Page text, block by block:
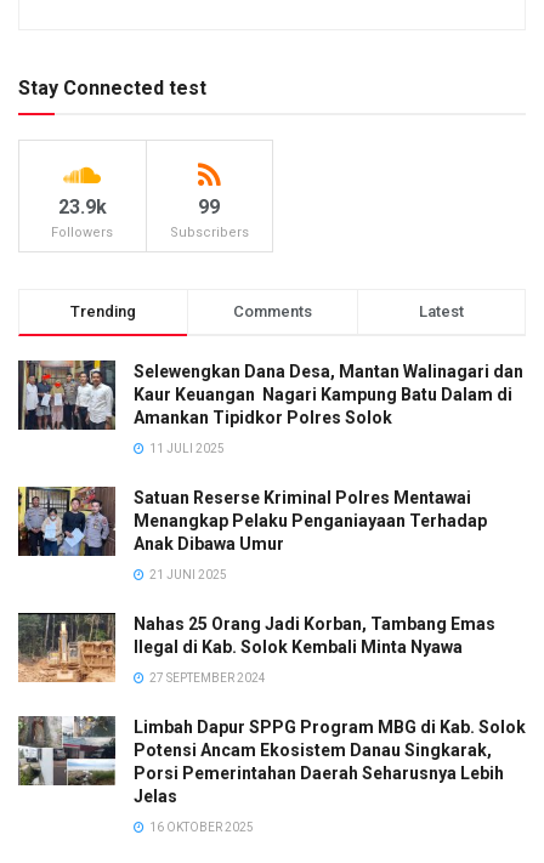
Stay Connected test
23.9k
Followers
99
Subscribers
Trending Comments Latest
Selewengkan Dana Desa, Mantan Walinagari dan
Kaur Keuangan Nagari Kampung Batu Dalam di
Amankan Tipidkor Polres Solok
11 JULI 2025
Satuan Reserse Kriminal Polres Mentawai
Menangkap Pelaku Penganiayaan Terhadap
Anak Dibawa Umur
21 JUNI 2025
Nahas 25 Orang Jadi Korban, Tambang Emas
Ilegal di Kab. Solok Kembali Minta Nyawa
27 SEPTEMBER 2024
Limbah Dapur SPPG Program MBG di Kab. Solok
Potensi Ancam Ekosistem Danau Singkarak,
Porsi Pemerintahan Daerah Seharusnya Lebih
Jelas
16 OKTOBER 2025